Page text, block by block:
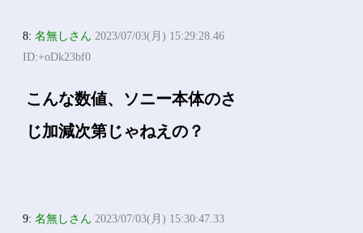
8:名無しさん 2023/07/03(月) 15:29:28.46
ID:+oDk23bf0
こんな数値、ソニー本体のさ
じ加減次第じゃねえの？
9:名無しさん 2023/07/03(月) 15:30:47.33